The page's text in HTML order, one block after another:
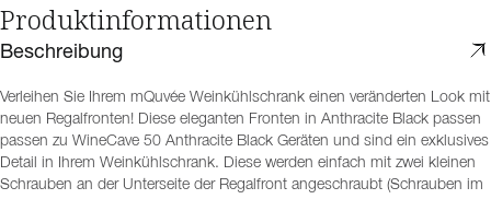
Produktinformationen
Beschreibung
Verleihen Sie Ihrem mQuvée Weinkühlschrank einen veränderten Look mit
neuen Regalfronten! Diese eleganten Fronten in Anthracite Black passen
passen zu WineCave 50 Anthracite Black Geräten und sind ein exklusives
Detail in Ihrem Weinkühlschrank. Diese werden einfach mit zwei kleinen
Schrauben an der Unterseite der Regalfront angeschraubt (Schrauben im